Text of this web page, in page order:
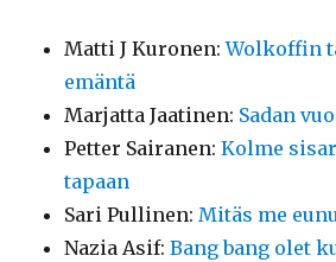
Matti J Kuronen:Wolkoffin
emäntä
Marjatta Jaatinen: Sadan
Petter Sairanen:Kolme
tapaan
Sari Pullinen:Mitäs me
Nazia Asif:Bang bang olet